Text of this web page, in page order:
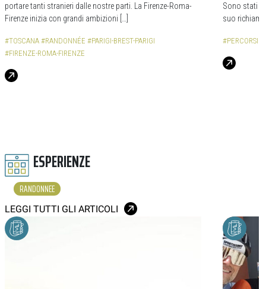
portare tanti stranieri dalle nostre parti. La Firenze-Roma-
Firenze inizia con grandi ambizioni […]
#TOSCANA #RANDONNÉE #PARIGI-BREST-PARIGI
#FIRENZE-ROMA-FIRENZE
Sono stati
suo
#PERCORSI
ESPERIENZE
RANDONNEE
LEGGI TUTTI GLI ARTICOLI